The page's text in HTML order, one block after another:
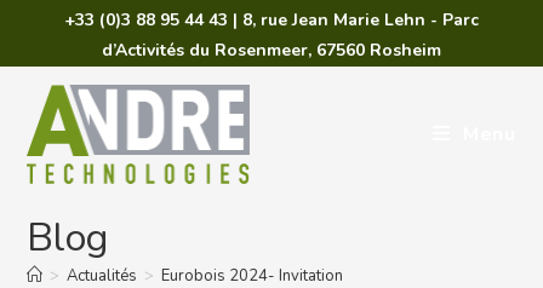
+33 (0)3 88 95 44 43 | 8, rue Jean Marie Lehn - Parc
d’Activités du Rosenmeer, 67560 Rosheim
Blog
> Actualités > Eurobois 2024- Invitation